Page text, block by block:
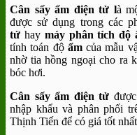
Cân sấy ẩm điện tử là
được sử dụng trong các
tử hay máy phân tích độ
tính toán độ ẩmcủa mẫu
nhờ tia hồng ngoại cho ra
bóc hơi.
Cân sấy ẩm điện tử
nhập khẩu và phân phối
Thịnh Tiến để có giá tốt